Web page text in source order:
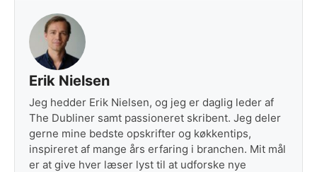
Erik Nielsen
Jeg hedder Erik Nielsen, og jeg er daglig leder af
The Dubliner samt passioneret skribent. Jeg deler
gerne mine bedste opskrifter og køkkentips,
inspireret af mange års erfaring i branchen. Mit mål
er at give hver læser lyst til at udforske nye